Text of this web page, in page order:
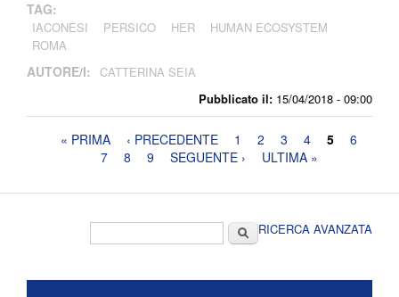
Pubblicato il: 15/04/2018 - 09:00
TAG:
IACONESI PERSICO HER
HUMAN ECOSYSTEM
ROMA
AUTORE/I: CATTERINA SEIA
Pagine« PRIMA ‹ PRECEDENTE 1 2 3 4 5
6
7
8 9 SEGUENTE › ULTIMA »
CercaRICERCA AVANZATA